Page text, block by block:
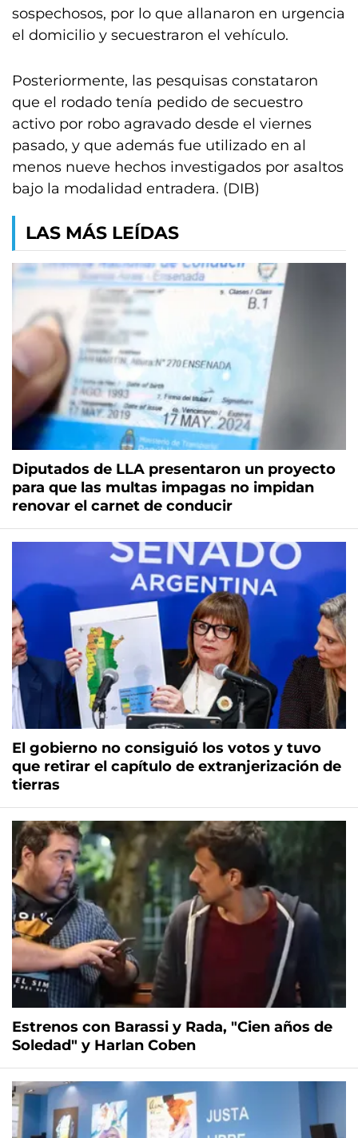
sospechosos, por lo que allanaron en urgencia
el domicilio y secuestraron el vehículo.
Posteriormente, las pesquisas constataron
que el rodado tenía pedido de secuestro
activo por robo agravado desde el viernes
pasado, y que además fue utilizado en al
menos nueve hechos investigados por asaltos
bajo la modalidad entradera. (DIB)
LAS MÁS LEÍDAS
Diputados de LLA presentaron un proyecto
para que las multas impagas no impidan
renovar el carnet de conducir
El gobierno no consiguió los votos y tuvo
que retirar el capítulo de extranjerización de
tierras
Estrenos con Barassi y Rada, "Cien años de
Soledad" y Harlan Coben